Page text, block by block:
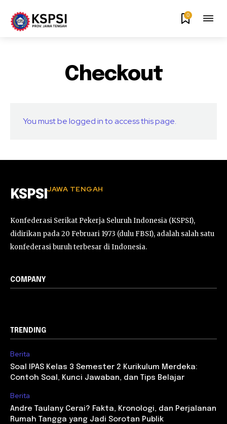
0
Checkout
You must be logged in to access this page.
KSPSI JAWA TENGAH
Konfederasi Serikat Pekerja Seluruh Indonesia (KSPSI),
didirikan pada 20 Februari 1973 (dulu FBSI), adalah salah satu
konfederasi buruh terbesar di Indonesia.
COMPANY
TRENDING
Berita
Soal IPAS Kelas 3 Semester 2 Kurikulum Merdeka:
Contoh Soal, Kunci Jawaban, dan Tips Belajar
Berita
Andre Taulany Cerai? Fakta, Kronologi, dan Perjalanan
Rumah Tangga yang Jadi Sorotan Publik